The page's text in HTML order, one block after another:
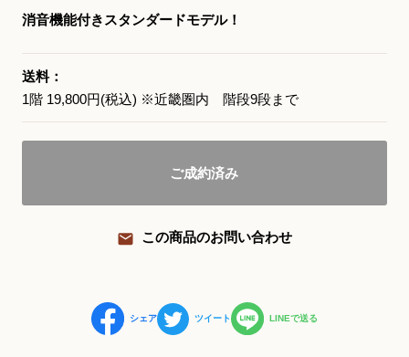
大阪・本町のピアノ専門店
〒541-0057
大阪府大阪市中央区北久宝寺町3丁目3−4
YouTube 公式チャンネル
ピアノ弾き比べ、過去のコンサートな
消音機能付きスタンダードモデル！
送料：
1階 19,800円(税込) ※近畿圏内 階段9段まで
ご成約済み
この商品のお問い合わせ
シェア ツイート LINEで送る